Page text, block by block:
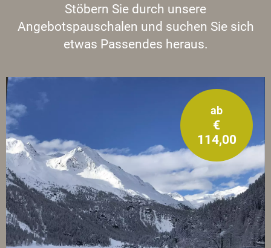
Stöbern Sie durch unsere
Angebotspauschalen und suchen Sie sich
etwas Passendes heraus.
ab
€
114,00